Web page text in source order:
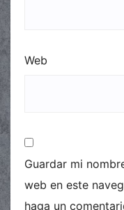
Web
Guardar mi
web en este
haga un